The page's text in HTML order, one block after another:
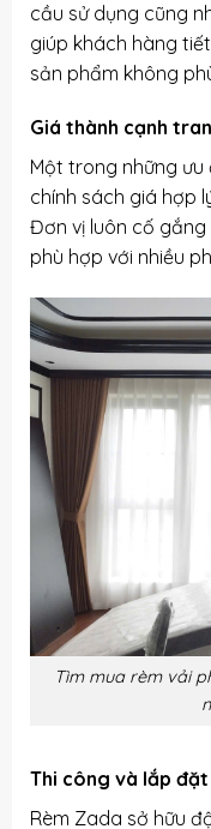
cầu sử dụng cũng
giúp khách hàng
sản phẩm không
Giá thành cạnh
Một trong những
chính sách giá hợp
Đơn vị luôn cố
phù hợp với nhiều
Tìm mua rèm vải
Thi công và lắp
Rèm Zada sở hữu